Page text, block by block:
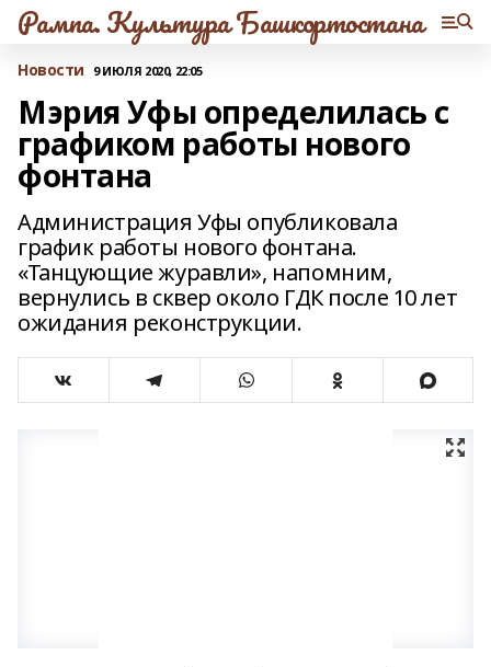
Рампа. Культура Башкортостана
Новости 9 ИЮЛЯ 2020, 22:05
Мэрия Уфы определилась с
графиком работы нового
фонтана
Администрация Уфы опубликовала
график работы нового фонтана.
«Танцующие журавли», напомним,
вернулись в сквер около ГДК после 10 лет
ожидания реконструкции.